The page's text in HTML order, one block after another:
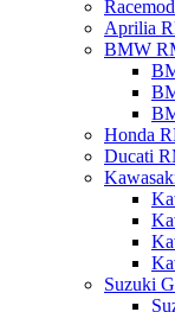
Aprilia
BMW
Honda
Ducati
Suzuki